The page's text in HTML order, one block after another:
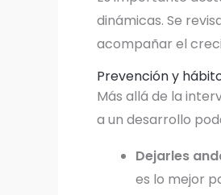
dinámicas. Se
acompañar el
Prevención y
Más allá de la
a un desarrollo
Dejarles
es lo mejor